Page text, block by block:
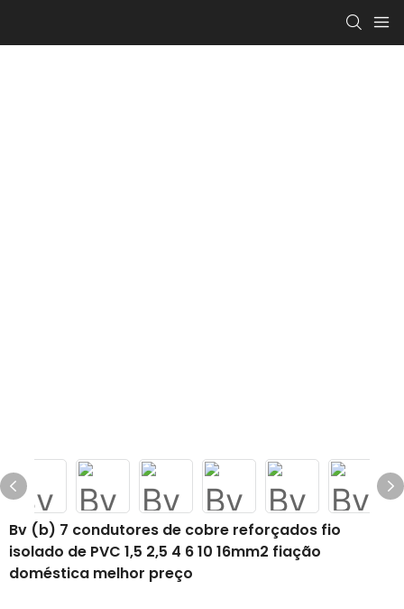
Bv (b) 7 condutores de cobre reforçados fio
isolado de PVC 1,5 2,5 4 6 10 16mm2 fiação
doméstica melhor preço